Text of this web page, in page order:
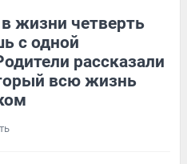
жизни четверть
с одной
рассказали
всю жизнь